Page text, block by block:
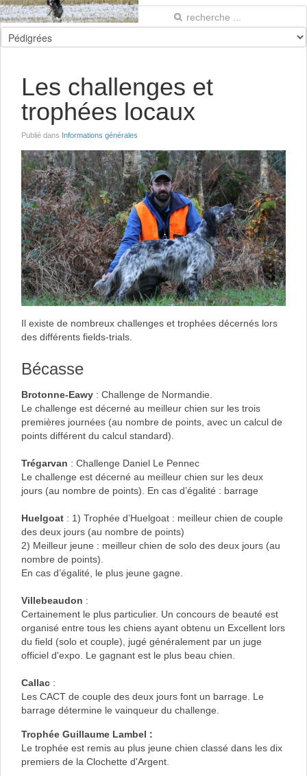
Les challenges et
trophées locaux
Publié dans Informations générales
Il existe de nombreux challenges et trophées décernés lors
des différents fields-trials.
Bécasse
Brotonne-Eawy : Challenge de Normandie.
Le challenge est décerné au meilleur chien sur les trois
premières journées (au nombre de points, avec un calcul de
points différent du calcul standard).
Trégarvan : Challenge Daniel Le Pennec
Le challenge est décerné au meilleur chien sur les deux
jours (au nombre de points). En cas d’égalité : barrage
Huelgoat : 1) Trophée d’Huelgoat : meilleur chien de couple
des deux jours (au nombre de points)
2) Meilleur jeune : meilleur chien de solo des deux jours (au
nombre de points).
En cas d’égalité, le plus jeune gagne.
Villebeaudon :
Certainement le plus particulier. Un concours de beauté est
organisé entre tous les chiens ayant obtenu un Excellent lors
du field (solo et couple), jugé généralement par un juge
officiel d'expo. Le gagnant est le plus beau chien.
Callac :
Les CACT de couple des deux jours font un barrage. Le
barrage détermine le vainqueur du challenge.
Trophée Guillaume Lambel :
Le trophée est remis au plus jeune chien classé dans les dix
premiers de la Clochette d'Argent.